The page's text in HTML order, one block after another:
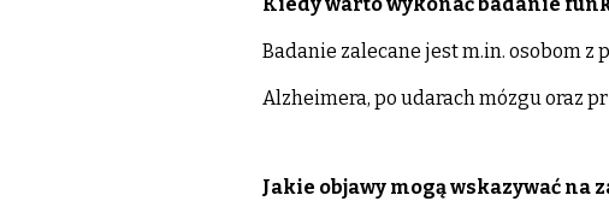
Badanie zalecane jest m.in. osobom
Alzheimera, po udarach mózgu oraz
Jakie objawy mogą wskazywać